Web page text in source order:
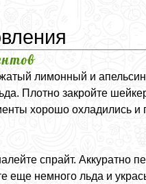
лимонный и
Плотно закройте
хорошо охладились
спрайт. Аккуратно
еще немного льда и